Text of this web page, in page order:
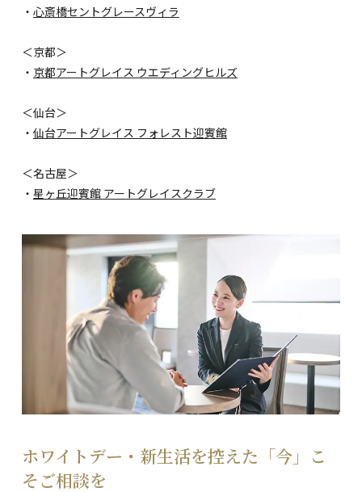
・ 心斎橋セントグレースヴィラ
＜京都＞
・ 京都アートグレイス ウエディングヒルズ
＜仙台＞
・ 仙台アートグレイス フォレスト迎賓館
＜名古屋＞
・ 星ヶ丘迎賓館 アートグレイスクラブ
ホワイトデー・新生活を控えた「今」こ
そご相談を